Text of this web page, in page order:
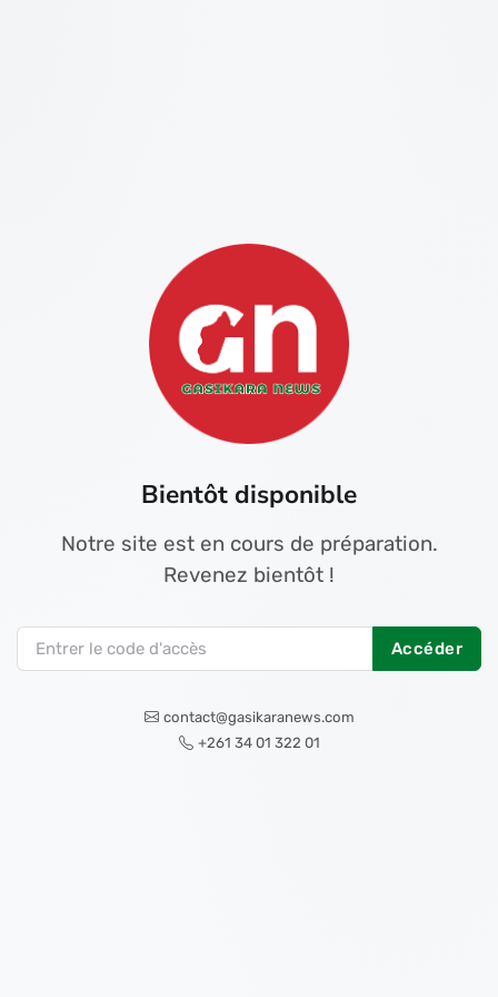
Bientôt disponible
Notre site est en cours de préparation.
Revenez bientôt !
Accéder
contact@gasikaranews.com
+261 34 01 322 01